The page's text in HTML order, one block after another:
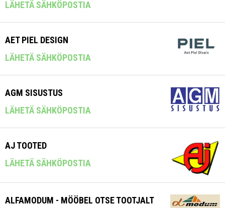
LÄHETÄ SÄHKÖPOSTIA
AET PIEL DESIGN
LÄHETÄ SÄHKÖPOSTIA
AGM SISUSTUS
LÄHETÄ SÄHKÖPOSTIA
AJ TOOTED
LÄHETÄ SÄHKÖPOSTIA
ALFAMODUM - MÖÖBEL OTSE TOOTJALT